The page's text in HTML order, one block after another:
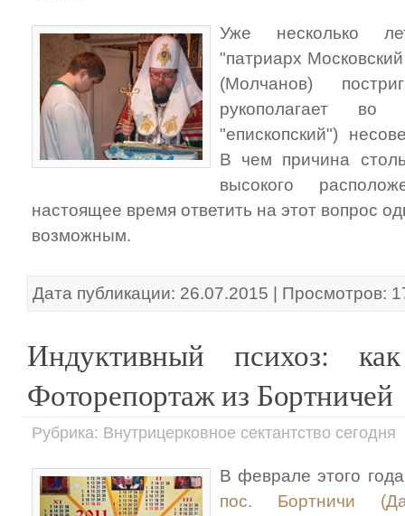
Уже несколько
"патриарх
(Молчанов)
рукополагает
"епископский")
В чем причина
высокого
настоящее время ответить на этот вопрос
возможным.
Дата публикации: 26.07.2015 | Просмотров:
Индуктивный психоз:
Фоторепортаж из Бортничей
Рубрика: Внутрицерковное сектантство сегодня
В феврале этого
пос. Бортничи